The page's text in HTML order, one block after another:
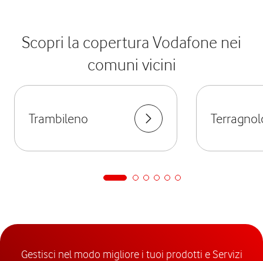
Scopri la copertura Vodafone nei
comuni vicini
Trambileno
Gestisci nel modo migliore i tuoi prodotti e Servizi